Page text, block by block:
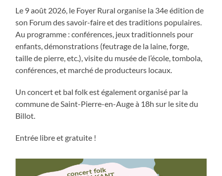
Le 9 août 2026, le Foyer Rural organise la 34e édition de
son Forum des savoir-faire et des traditions populaires.
Au programme : conférences, jeux traditionnels pour
enfants, démonstrations (feutrage de la laine, forge,
taille de pierre, etc.), visite du musée de l’école, tombola,
conférences, et marché de producteurs locaux.
Un concert et bal folk est également organisé par la
commune de Saint-Pierre-en-Auge à 18h sur le site du
Billot.
Entrée libre et gratuite !